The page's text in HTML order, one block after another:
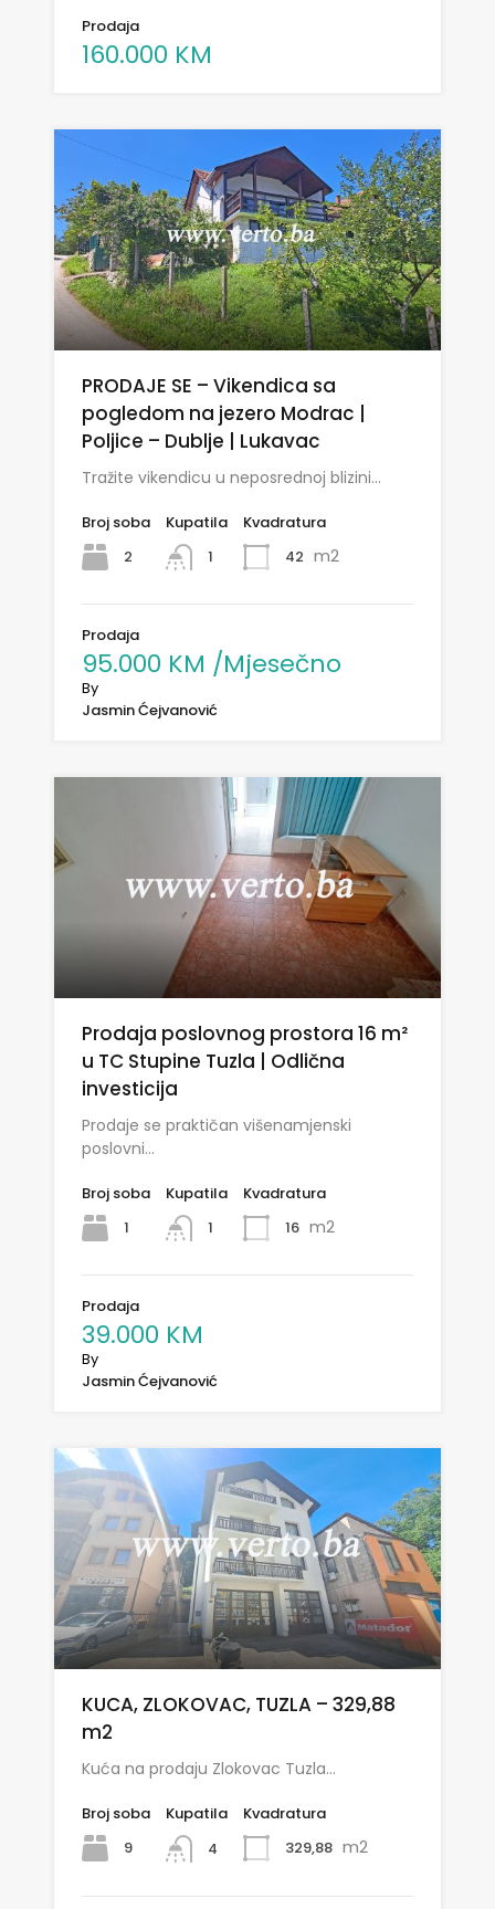
Prodaja
160.000 KM
PRODAJE SE – Vikendica sa
pogledom na jezero Modrac |
Poljice – Dublje | Lukavac
Tražite vikendicu u neposrednoj blizini…
Broj soba
2
Kupatila
1
Kvadratura
42 m2
Prodaja
95.000 KM /Mjesečno
By
Jasmin Ćejvanović
Prodaja poslovnog prostora 16 m²
u TC Stupine Tuzla | Odlična
investicija
Prodaje se praktičan višenamjenski
poslovni…
Broj soba
1
Kupatila
1
Kvadratura
16 m2
Prodaja
39.000 KM
By
Jasmin Ćejvanović
KUCA, ZLOKOVAC, TUZLA – 329,88
m2
Kuća na prodaju Zlokovac Tuzla…
Broj soba
9
Kupatila
4
Kvadratura
329,88 m2